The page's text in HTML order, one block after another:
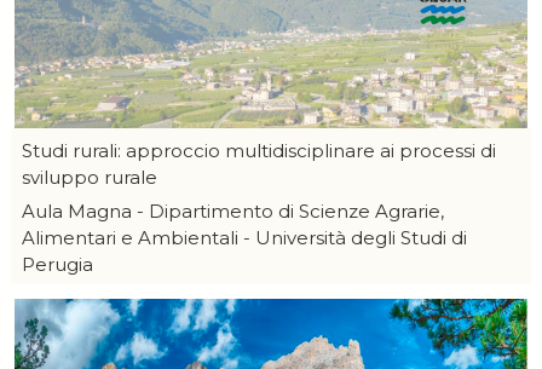
Studi rurali: approccio multidisciplinare ai processi di
sviluppo rurale
Aula Magna - Dipartimento di Scienze Agrarie,
Alimentari e Ambientali - Università degli Studi di
Perugia